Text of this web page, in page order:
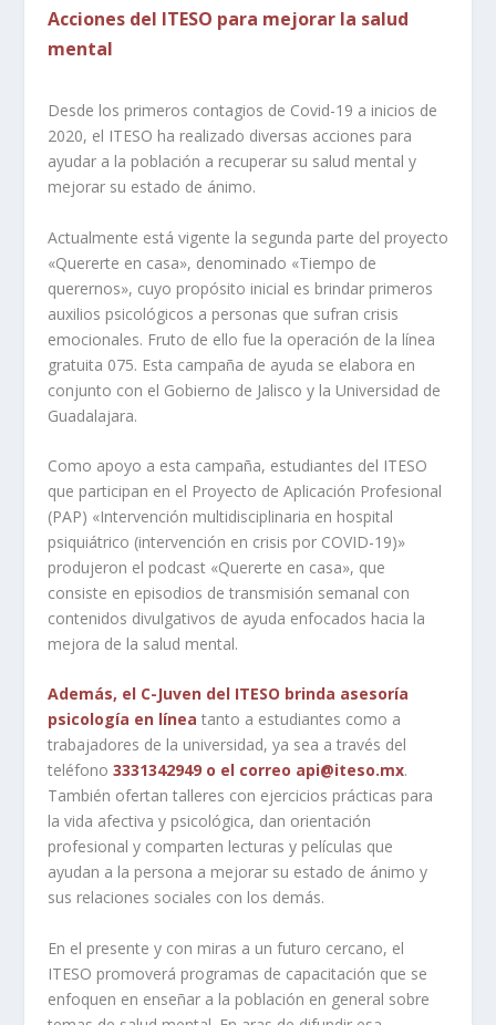
Acciones del ITESO para mejorar la salud
mental
Desde los primeros contagios de Covid-19 a inicios de
2020, el ITESO ha realizado diversas acciones para
ayudar a la población a recuperar su salud mental y
mejorar su estado de ánimo.
Actualmente está vigente la segunda parte del proyecto
«Quererte en casa», denominado «Tiempo de
querernos», cuyo propósito inicial es brindar primeros
auxilios psicológicos a personas que sufran crisis
emocionales. Fruto de ello fue la operación de la línea
gratuita 075. Esta campaña de ayuda se elabora en
conjunto con el Gobierno de Jalisco y la Universidad de
Guadalajara.
Como apoyo a esta campaña, estudiantes del ITESO
que participan en el Proyecto de Aplicación Profesional
(PAP) «Intervención multidisciplinaria en hospital
psiquiátrico (intervención en crisis por COVID-19)»
produjeron el podcast «Quererte en casa», que
consiste en episodios de transmisión semanal con
contenidos divulgativos de ayuda enfocados hacia la
mejora de la salud mental.
Además, el C-Juven del ITESO brinda asesoría
psicología en línea tanto a estudiantes como a
trabajadores de la universidad, ya sea a través del
teléfono 3331342949 o el correo api@iteso.mx.
También ofertan talleres con ejercicios prácticas para
la vida afectiva y psicológica, dan orientación
profesional y comparten lecturas y películas que
ayudan a la persona a mejorar su estado de ánimo y
sus relaciones sociales con los demás.
En el presente y con miras a un futuro cercano, el
ITESO promoverá programas de capacitación que se
enfoquen en enseñar a la población en general sobre